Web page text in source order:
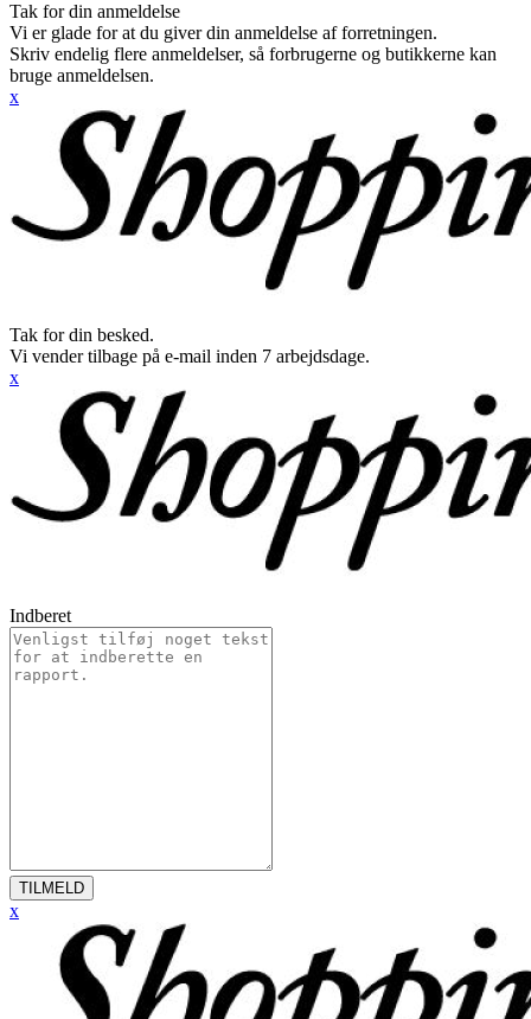
Tak for din anmeldelse
Vi er glade for at du giver din anmeldelse af forretningen.
Skriv endelig flere anmeldelser, så forbrugerne og butikkerne kan
bruge anmeldelsen.
x
Tak for din besked.
Vi vender tilbage på e-mail inden 7 arbejdsdage.
x
Indberet
TILMELD
x